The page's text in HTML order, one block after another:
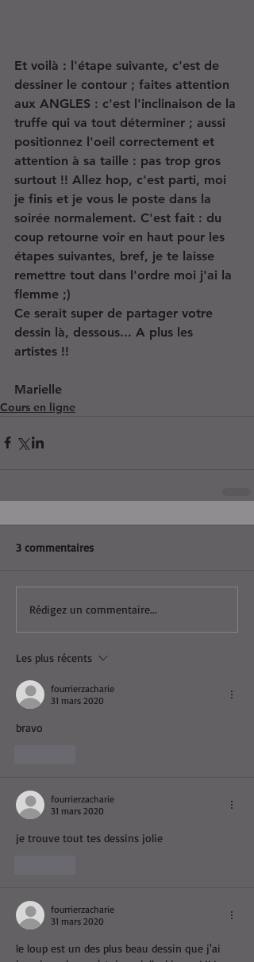
Et voilà : l'étape suivante, c'est de
dessiner le contour ; faites attention
aux ANGLES : c'est l'inclinaison de la
truffe qui va tout déterminer ; aussi
positionnez l'oeil correctement et
attention à sa taille : pas trop gros
surtout !! Allez hop, c'est parti, moi
je finis et je vous le poste dans la
soirée normalement. C'est fait : du
coup retourne voir en haut pour les
étapes suivantes, bref, je te laisse
remettre tout dans l'ordre moi j'ai la
flemme ;)
Ce serait super de partager votre
dessin là, dessous... A plus les
artistes !!
Marielle
Cours en ligne
3 commentaires
Rédigez un commentaire...
Les plus récents
fourrierzacharie
31 mars 2020
bravo
fourrierzacharie
31 mars 2020
je trouve tout tes dessins jolie
fourrierzacharie
31 mars 2020
le loup est un des plus beau dessin que j'ai